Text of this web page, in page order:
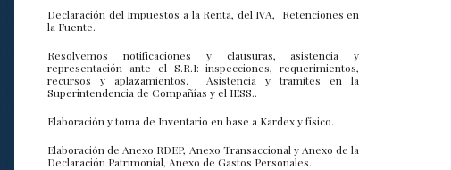
Declaración del Impuestos a la Renta, del IVA, Retenciones en
la Fuente.
Resolvemos notificaciones y clausuras, asistencia y
representación ante el S.R.I: inspecciones, requerimientos,
recursos y aplazamientos. Asistencia y tramites en la
Superintendencia de Compañías y el IESS..
Elaboración y toma de Inventario en base a Kardex y físico.
Elaboración de Anexo RDEP, Anexo Transaccional y Anexo de la
Declaración Patrimonial, Anexo de Gastos Personales.